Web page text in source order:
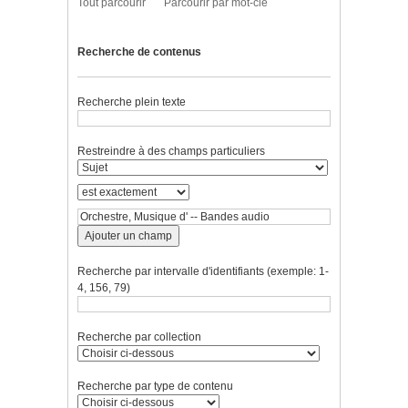
Tout parcourir Parcourir par mot-clé
Recherche de contenus
Recherche plein texte
Restreindre à des champs particuliers
Ajouter un champ
Recherche par intervalle d'identifiants (exemple: 1-
4, 156, 79)
Recherche par collection
Recherche par type de contenu